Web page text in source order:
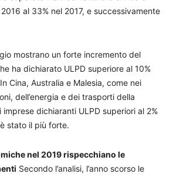
al 33% nel 2017, e successivamente
mostrano un forte incremento del
ha dichiarato ULPD superiore al 10%
Cina, Australia e Malesia, come nei
dell’energia e dei trasporti della
imprese dichiaranti ULPD superiori al 2%
stato il più forte.
nel 2019 rispecchiano le
Secondo l’analisi, l’anno scorso le